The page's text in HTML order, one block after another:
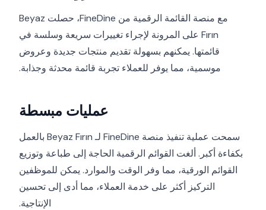
مع منصة القائمة الرقمية من FineDine، حصلت Beyaz
Fırın على المرونة لإجراء تغييرات سريعة وسلسة في
قائمتها. يمكنهم بسهولة تقديم منتجات جديدة وعروض
موسمية، مما يوفر للعملاء تجربة قائمة محدثة وجذابة.
عمليات مبسطة
سمحت عملية تنفيذ منصة FineDine لـ Beyaz Fırın بالعمل
بكفاءة أكبر. ألغت القوائم الرقمية الحاجة إلى طباعة وتوزيع
القوائم الورقية، مما وفر الوقت والموارد. يمكن للموظفين
التركيز أكثر على خدمة العملاء، مما أدى إلى تحسين
الإنتاجية.